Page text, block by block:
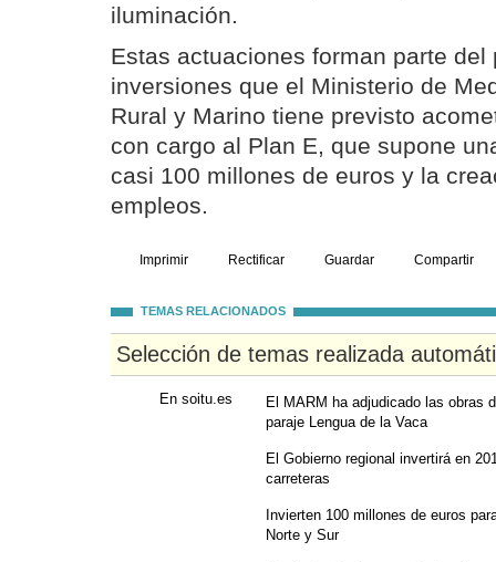
iluminación.
Estas actuaciones forman parte del
inversiones que el Ministerio de
Rural y Marino tiene previsto
con cargo al Plan E, que supone
casi 100 millones de euros y la
empleos.
Imprimir Rectificar Guardar Compartir
TEMAS RELACIONADOS
Selección de temas realizada
En soitu.es
El MARM ha adjudicado las obras
paraje Lengua de la Vaca
El Gobierno regional invertirá en
carreteras
Invierten 100 millones de euros
Norte y Sur